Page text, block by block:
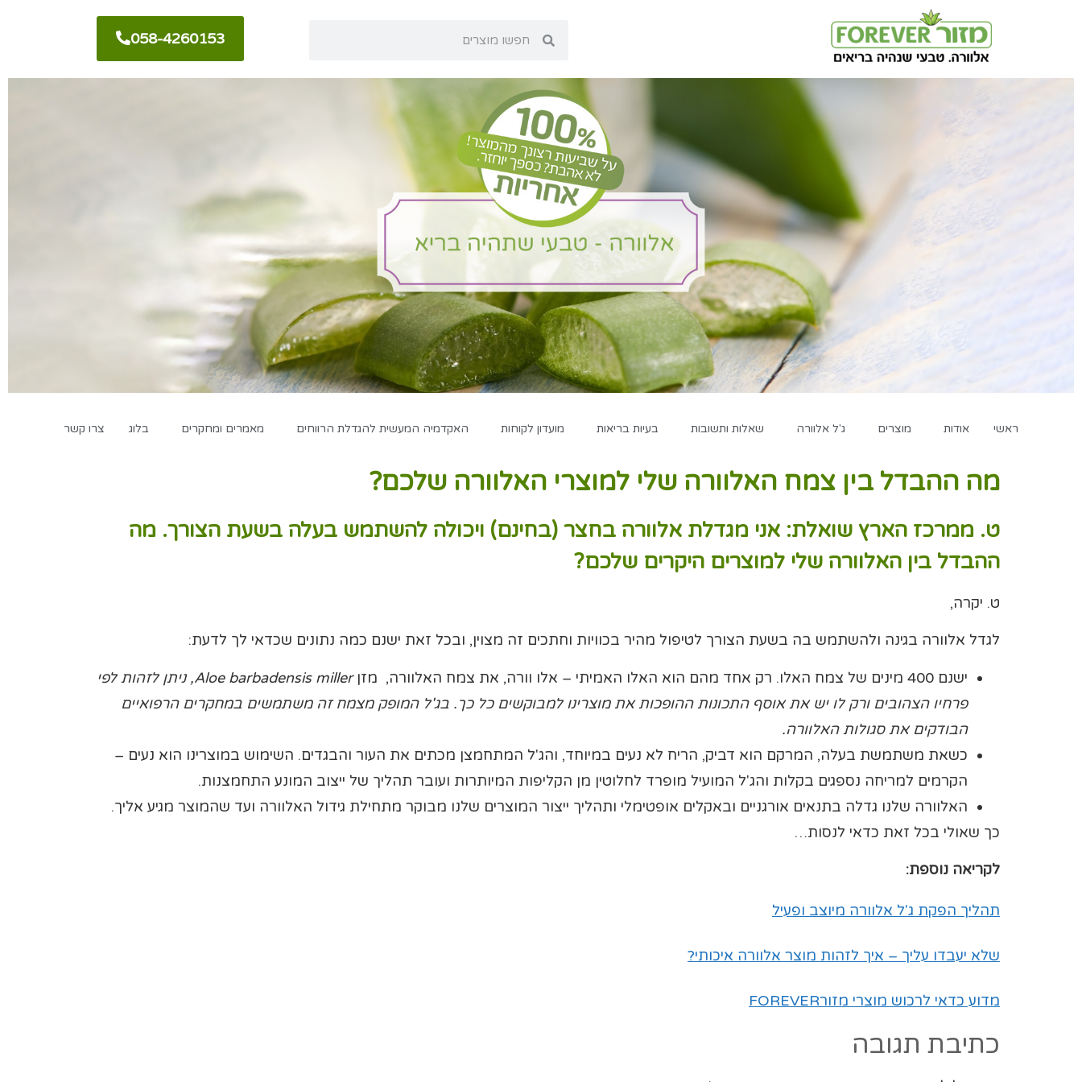
058-4260153
ראשי אודות מוצרים ג'ל אלוורה שאלות ותשובות בעיות בריאות מועדון לקוחות האקדמיה המעשית להגדלת הרווחים מאמרים ומחקרים בלוג צרו קשר
מה ההבדל בין צמח האלוורה שלי למוצרי האלוורה שלכם?
ט. ממרכז הארץ שואלת: אני מגדלת אלוורה בחצר (בחינם) ויכולה להשתמש בעלה בשעת הצורך. מה
ההבדל בין האלוורה שלי למוצרים היקרים שלכם?
ט. יקרה,
לגדל אלוורה בגינה ולהשתמש בה בשעת הצורך לטיפול מהיר בכוויות וחתכים זה מצוין, ובכל זאת ישנם כמה נתונים שכדאי לך לדעת:
ישנם 400 מינים של צמח האלו. רק אחד מהם הוא האלו האמיתי – אלו וורה, את צמח האלוורה, מזן Aloe barbadensismiller, ניתן לזהות לפי
פרחיו הצהובים ורק לו יש את אוסף התכונות ההופכות את מוצרינו למבוקשים כל כך. בג'ל המופק מצמח זה משתמשים במחקרים הרפואיים
הבודקים את סגולות האלוורה.
כשאת משתמשת בעלה, המרקם הוא דביק, הריח לא נעים במיוחד, והג'ל המתחמצן מכתים את העור והבגדים. השימוש במוצרינו הוא נעים –
הקרמים למריחה נספגים בקלות והג'ל המועיל מופרד לחלוטין מן הקליפות המיותרות ועובר תהליך של ייצוב המונע התחמצנות.
האלוורה שלנו גדלה בתנאים אורגניים ובאקלים אופטימלי ותהליך ייצור המוצרים שלנו מבוקר מתחילת גידול האלוורה ועד שהמוצר מגיע אליך.
כך שאולי בכל זאת כדאי לנסות…
לקריאה נוספת:
תהליך הפקת ג'ל אלוורה מיוצב ופעיל
שלא יעבדו עליך – איך לזהות מוצר אלוורה איכותי?
מדוע כדאי לרכוש מוצרי מזורFOREVER
כתיבת תגובה